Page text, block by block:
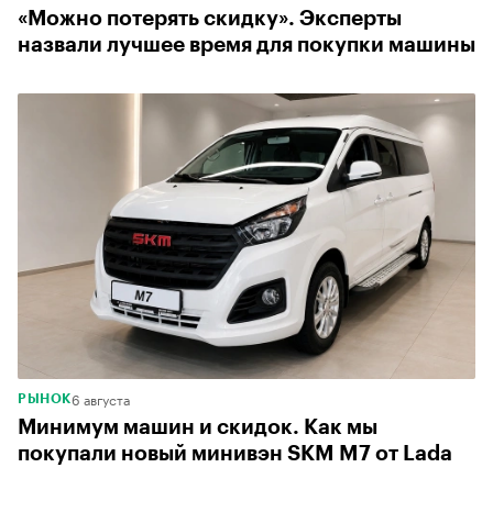
«Можно потерять скидку». Эксперты
назвали лучшее время для покупки машины
РЫНОК6 августа
Минимум машин и скидок. Как мы
покупали новый минивэн SKM M7 от Lada